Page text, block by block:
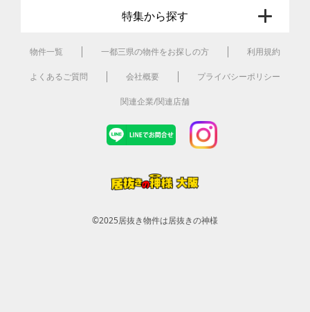
特集から探す
物件一覧 一都三県の物件をお探しの方 利用規約
よくあるご質問 会社概要 プライバシーポリシー
関連企業/関連店舗
©2025居抜き物件は居抜きの神様